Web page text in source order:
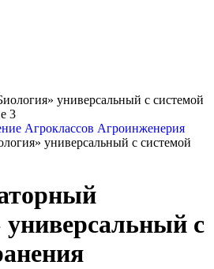
Агроклассов Агроинженерия
универсальный с системой
универсальный с